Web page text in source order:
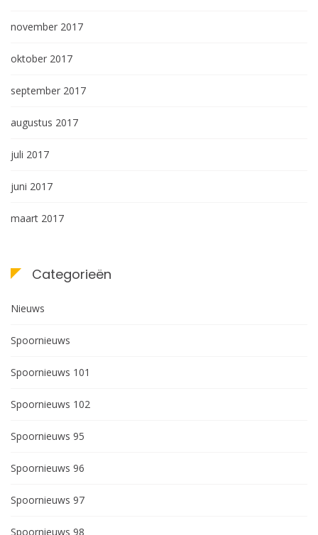
november 2017
oktober 2017
september 2017
augustus 2017
juli 2017
juni 2017
maart 2017
Categorieën
Nieuws
Spoornieuws
Spoornieuws 101
Spoornieuws 102
Spoornieuws 95
Spoornieuws 96
Spoornieuws 97
Spoornieuws 98